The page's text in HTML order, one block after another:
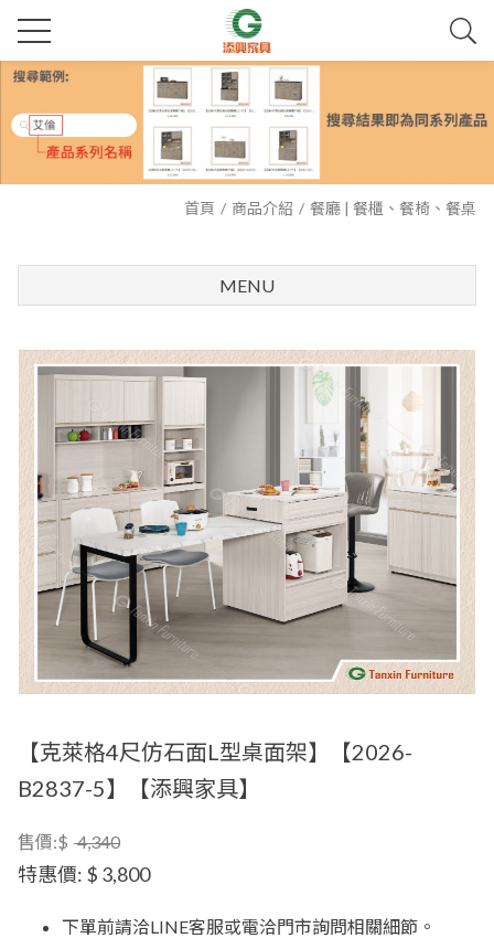
首頁 商品介紹 餐廳 | 餐櫃、餐椅、餐桌
MENU
【克萊格4尺仿石面L型桌面架】【2026-
B2837-5】【添興家具】
售價:$ 4,340
特惠價: $ 3,800
下單前請洽LINE客服或電洽門市詢問相關細節。